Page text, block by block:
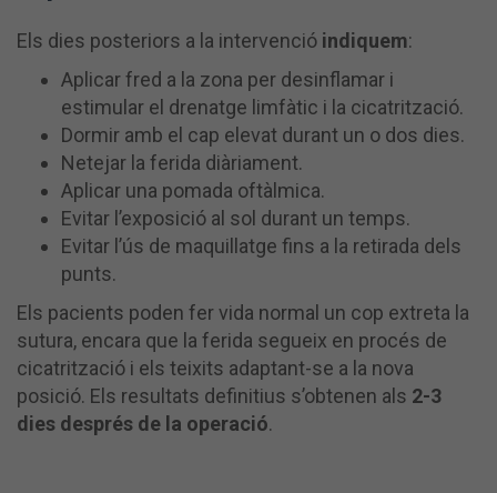
Els dies posteriors a la intervenció indiquem:
Aplicar fred a la zona per desinflamar i
estimular el drenatge limfàtic i la cicatrització.
Dormir amb el cap elevat durant un o dos dies.
Netejar la ferida diàriament.
Aplicar una pomada oftàlmica.
Evitar l’exposició al sol durant un temps.
Evitar l’ús de maquillatge fins a la retirada dels
punts.
Els pacients poden fer vida normal un cop extreta la
sutura, encara que la ferida segueix en procés de
cicatrització i els teixits adaptant-se a la nova
posició. Els resultats definitius s’obtenen als 2-3
dies després de la operació.